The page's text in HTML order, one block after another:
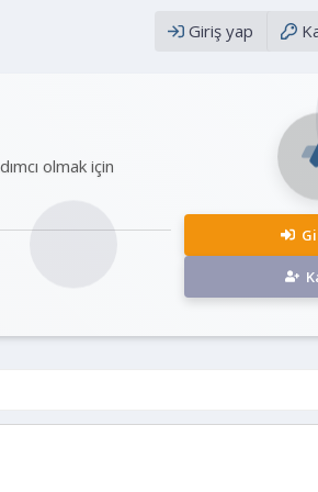
Giriş yap
olmak için